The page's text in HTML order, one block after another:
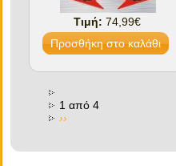
Τιμή:74,99€
1 από 4
››